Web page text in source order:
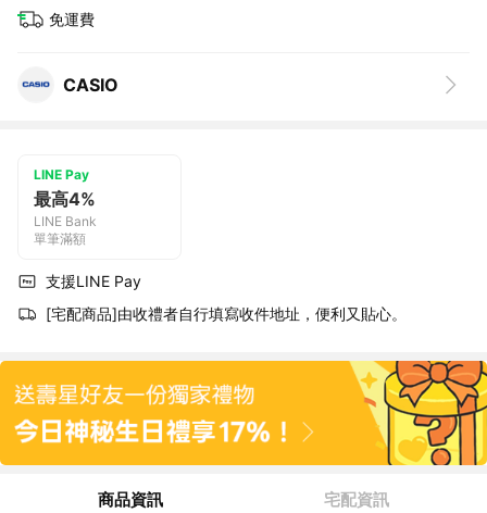
免運費
CASIO
LINE Pay
最高4%
LINE Bank
單筆滿額
支援LINE Pay
[宅配商品]由收禮者自行填寫收件地址，便利又貼心。
商品資訊 宅配資訊